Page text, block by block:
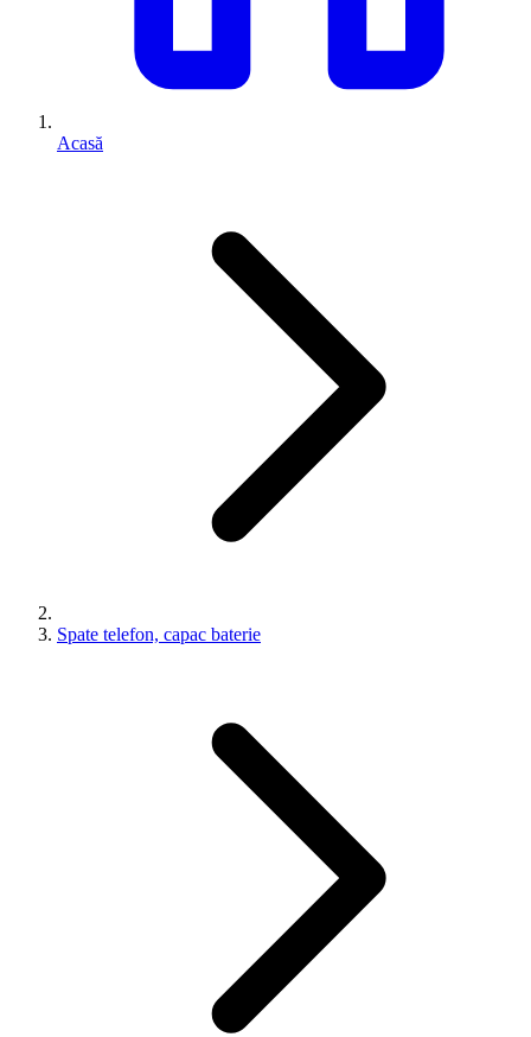
Acasă
Spate telefon, capac baterie